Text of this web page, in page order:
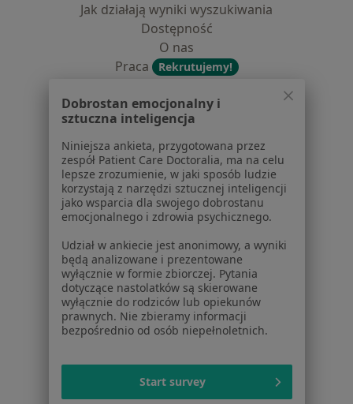
Jak działają wyniki wyszukiwania
Dostępność
O nas
Praca
Rekrutujemy!
Centrum prasowe
Kontakt
Dla pacjentów
Lekarze
Placówki medyczne
Pytania i odpowiedzi
Usługi i zabiegi
Choroby
Pomoc
Aplikacje mobilne
Blog dla pacjentów
Cennik
Dobrostan emocjonalny i
sztuczna inteligencja
Niniejsza ankieta, przygotowana przez
zespół Patient Care Doctoralia, ma na celu
lepsze zrozumienie, w jaki sposób ludzie
korzystają z narzędzi sztucznej inteligencji
jako wsparcia dla swojego dobrostanu
emocjonalnego i zdrowia psychicznego.
Udział w ankiecie jest anonimowy, a wyniki
będą analizowane i prezentowane
wyłącznie w formie zbiorczej. Pytania
dotyczące nastolatków są skierowane
wyłącznie do rodziców lub opiekunów
prawnych. Nie zbieramy informacji
bezpośrednio od osób niepełnoletnich.
Start survey